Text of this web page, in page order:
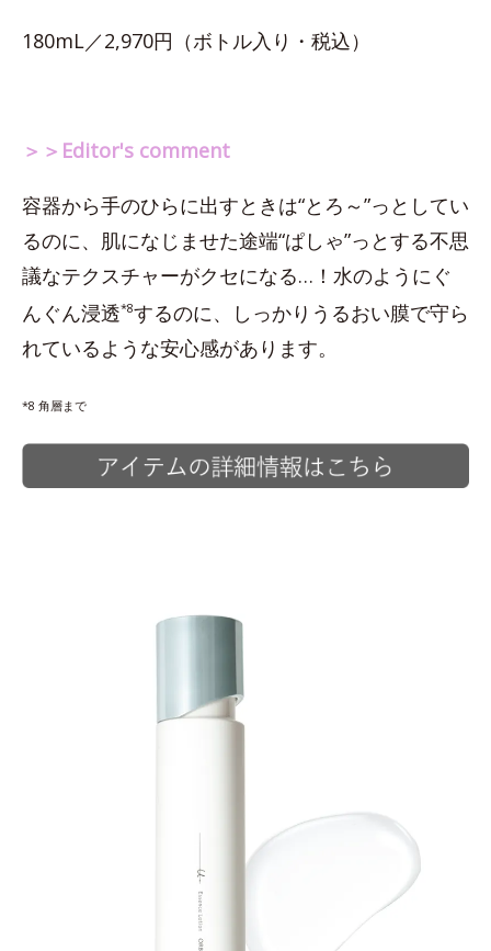
180mL／2,970円（ボトル入り・税込）
＞＞Editor's comment
容器から手のひらに出すときは“とろ～”っとしてい
るのに、肌になじませた途端“ぱしゃ”っとする不思
議なテクスチャーがクセになる…！水のようにぐ
んぐん浸透*8するのに、しっかりうるおい膜で守ら
れているような安心感があります。
*8 角層まで